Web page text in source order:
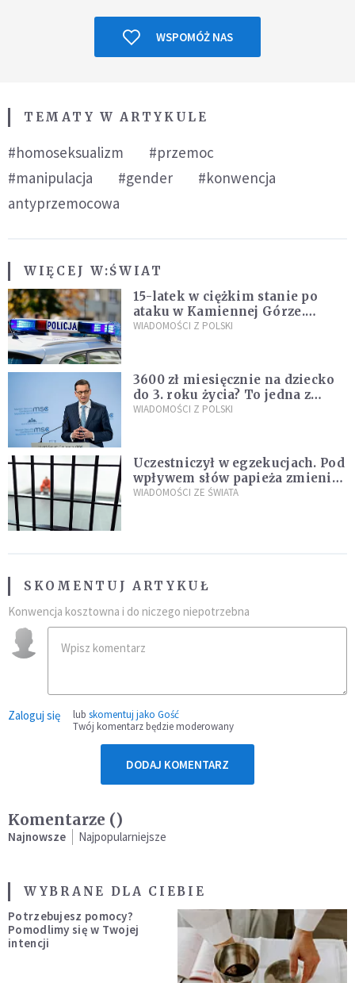
WSPOMÓŻ NAS
TEMATY W ARTYKULE
#homoseksualizm
#przemoc
#manipulacja
#gender
#konwencja
antyprzemocowa
WIĘCEJ W:ŚWIAT
15-latek w ciężkim stanie po
ataku w Kamiennej Górze.
Policja zatrzymała dwóch
WIADOMOŚCI Z POLSKI
3600 zł miesięcznie na dziecko
do 3. roku życia? To jedna z
propozycji programu "Rozwój
WIADOMOŚCI Z POLSKI
Uczestniczył w egzekucjach. Pod
wpływem słów papieża zmienił
zdanie
WIADOMOŚCI ZE ŚWIATA
SKOMENTUJ ARTYKUŁ
Konwencja kosztowna i do niczego niepotrzebna
Zaloguj się lub skomentuj jako Gość
Twój komentarz będzie moderowany
DODAJ KOMENTARZ
Komentarze ()
Najnowsze Najpopularniejsze
WYBRANE DLA CIEBIE
Potrzebujesz pomocy?
Pomodlimy się w Twojej
intencji